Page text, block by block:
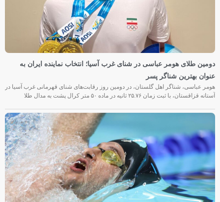
دومین طلای هومر عباسی در شنای غرب آسیا؛ انتخاب نماینده ایران به
عنوان بهترین شناگر پسر
هومر عباسی، شناگر اهل گلستان، در دومین روز رقابت‌های شنای قهرمانی غرب آسیا در
آستانه قزاقستان، با ثبت زمان ۲۵.۷۶ ثانیه در ماده ۵۰ متر کرال پشت به مدال طلا